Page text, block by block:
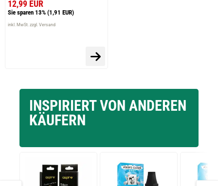
12,99 EUR
Sie sparen 13% (1,91 EUR)
inkl. MwSt. zzgl. Versand
INSPIRIERT VON ANDEREN
KÄUFERN